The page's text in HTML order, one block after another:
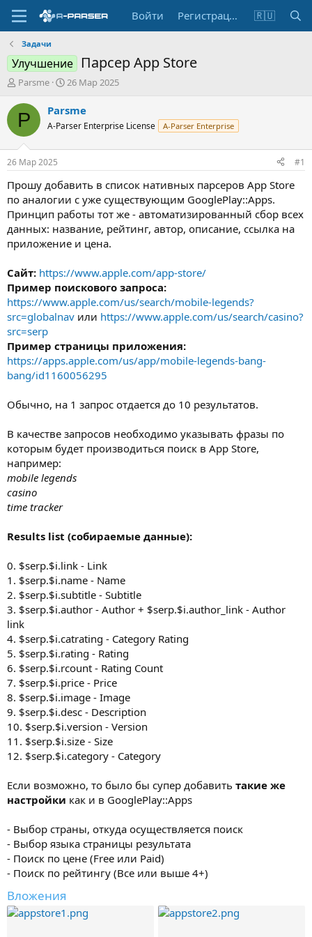
Войти Регистрация 🇷🇺
Задачи
Улучшение Парсер App Store
А
т
о
т
е
м
ы
Parsme
Д
т
н
а
л
26 Мар 2025
P Parsme
A-Parser Enterprise License A-Parser Enterprise
26 Мар 2025 #1
Прошу добавить в список нативных парсеров App Store
по аналогии с уже существующим GooglePlay::Apps.
Принцип работы тот же - автоматизированный сбор всех
данных: название, рейтинг, автор, описание, ссылка на
приложение и цена.
Сайт: https://www.apple.com/app-store/
Пример поискового запроса:
https://www.apple.com/us/search/mobile-legends?
src=globalnav или https://www.apple.com/us/search/casino?
src=serp
Пример страницы приложения:
https://apps.apple.com/us/app/mobile-legends-bang-
bang/id1160056295
Обычно, на 1 запрос отдается до 10 результатов.
В качестве запросов необходимо указывать фразы по
которым будет производиться поиск в App Store,
например:
mobile legends
casino
time tracker
Results list (собираемые данные):
0. $serp.$i.link - Link
1. $serp.$i.name - Name
2. $serp.$i.subtitle - Subtitle
3. $serp.$i.author - Author + $serp.$i.author_link - Author
link
4. $serp.$i.catrating - Category Rating
5. $serp.$i.rating - Rating
6. $serp.$i.rcount - Rating Count
7. $serp.$i.price - Price
8. $serp.$i.image - Image
9. $serp.$i.desc - Description
10. $serp.$i.version - Version
11. $serp.$i.size - Size
12. $serp.$i.category - Category
Если возможно, то было бы супер добавить такие же
настройки как и в GooglePlay::Apps
- Выбор страны, откуда осуществляется поиск
- Выбор языка страницы результата
- Поиск по цене (Free или Paid)
- Поиск по рейтингу (Все или выше 4+)
Вложения